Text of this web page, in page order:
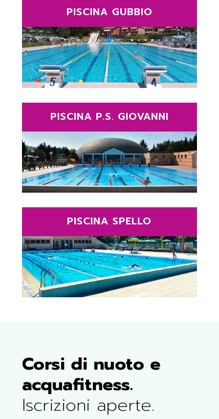
PISCINA GUBBIO
PISCINA P.S. GIOVANNI
PISCINA SPELLO
Corsi di nuoto e
acquafitness.
Iscrizioni aperte.